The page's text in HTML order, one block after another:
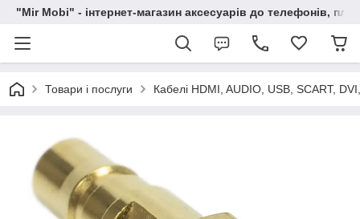
"Mir Mobi" - інтернет-магазин аксесуарів до телефонів,
Товари і послуги Кабелі HDMI, AUDIO, USB, SCART,